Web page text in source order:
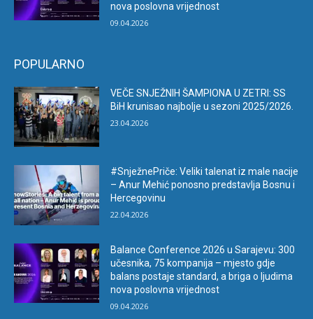
nova poslovna vrijednost
09.04.2026
POPULARNO
VEČE SNJEŽNIH ŠAMPIONA U ZETRI: SS
BiH krunisao najbolje u sezoni 2025/2026.
23.04.2026
#SnježnePriče: Veliki talenat iz male nacije
– Anur Mehić ponosno predstavlja Bosnu i
Hercegovinu
22.04.2026
Balance Conference 2026 u Sarajevu: 300
učesnika, 75 kompanija – mjesto gdje
balans postaje standard, a briga o ljudima
nova poslovna vrijednost
09.04.2026